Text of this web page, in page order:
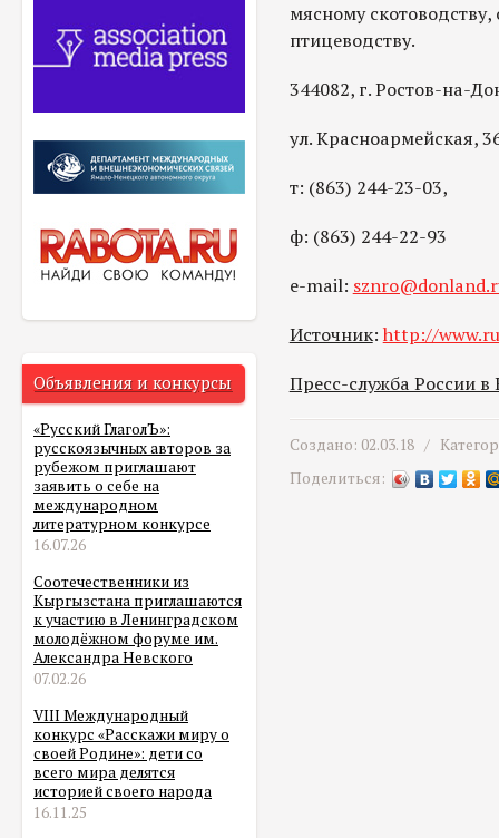
Объявления и конкурсы
«Русский ГлаголЪ»:
русскоязычных авторов за
рубежом приглашают
заявить о себе на
международном
литературном конкурсе
16.07.26
Соотечественники из
Кыргызстана приглашаются
к участию в Ленинградском
молодёжном форуме им.
Александра Невского
07.02.26
VIII Международный
конкурс «Расскажи миру о
своей Родине»: дети со
всего мира делятся
историей своего народа
16.11.25
мясному скотоводству,
птицеводству.
344082, г. Ростов-на-
ул. Красноармейская,
т: (863) 244-23-03,
ф: (863) 244-22-93
е-mail:
Источник: http://
Пресс-служба России
Создано: 02.03.18 /
Поделиться: